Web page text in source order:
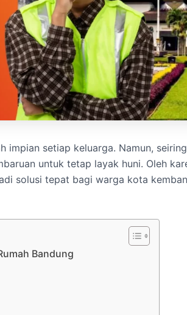
impian setiap keluarga. Namun,
untuk tetap layak huni. Oleh
solusi tepat bagi warga kota
Bandung